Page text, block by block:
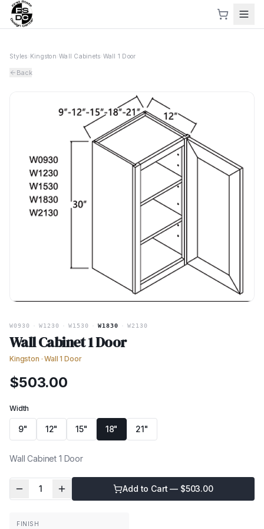
Styles Kingston Wall Cabinets Wall 1 Door
Back
W0930 W1230 W1530 W1830 W2130
Wall Cabinet 1 Door
Kingston ·Wall 1 Door
$503.00
Width
9" 12" 15" 18" 21"
Wall Cabinet 1 Door
1 Add to Cart — $503.00
FINISH